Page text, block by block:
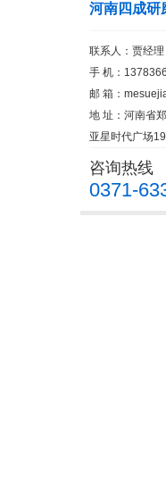
河南四成研
联系人：贾经理
手 机：
邮 箱：
地 址：河南省
亚星时代广场
咨询热线
0371-